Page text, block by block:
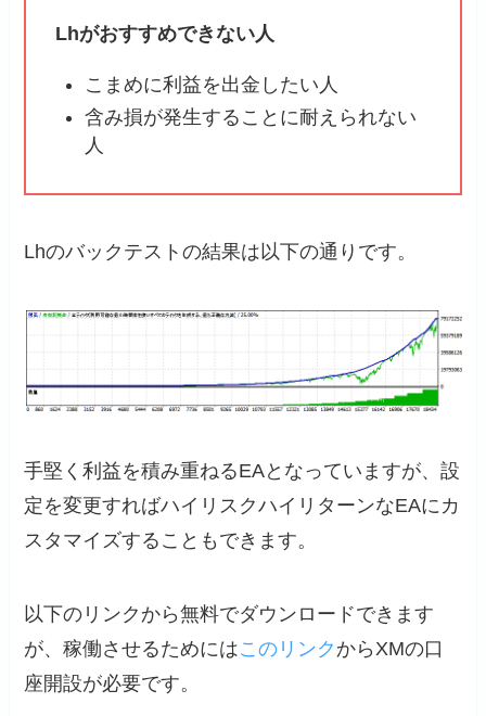
Lhがおすすめできない人
こまめに利益を出金したい人
含み損が発生することに耐えられない
人
Lhのバックテストの結果は以下の通りです。
手堅く利益を積み重ねるEAとなっていますが、設
定を変更すればハイリスクハイリターンなEAにカ
スタマイズすることもできます。
以下のリンクから無料でダウンロードできます
が、稼働させるためにはこのリンク からXMの口
座開設が必要です。